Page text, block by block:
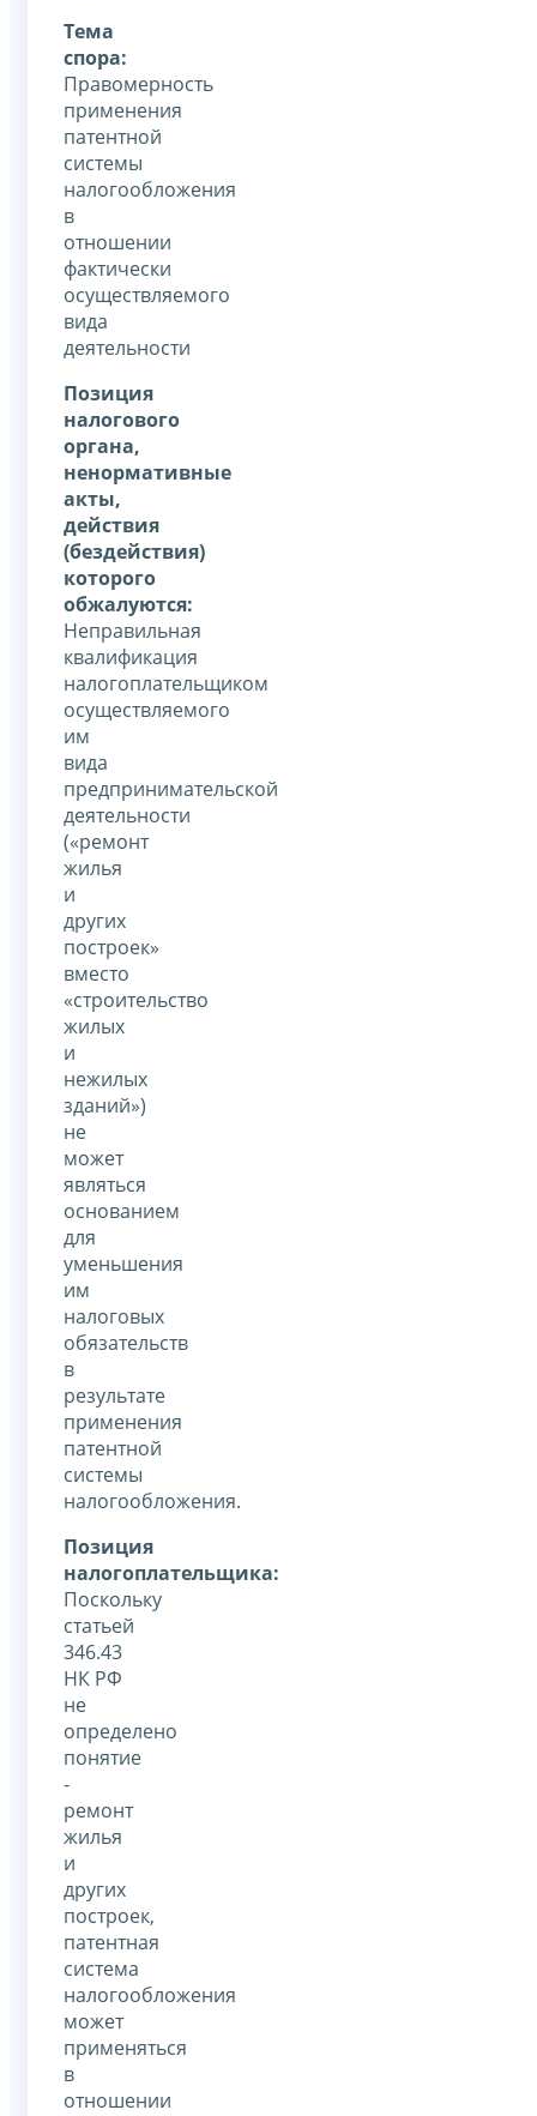
Тема
спора:
Правомерность
применения
патентной
системы
налогообложения
в
отношении
фактически
осуществляемого
вида
деятельности
Позиция
налогового
органа,
ненормативные
акты,
действия
(бездействия)
которого
обжалуются:
Неправильная
квалификация
налогоплательщиком
осуществляемого
им
вида
предпринимательской
деятельности
(«ремонт
жилья
и
других
построек»
вместо
«строительство
жилых
и
нежилых
зданий»)
не
может
являться
основанием
для
уменьшения
им
налоговых
обязательств
в
результате
применения
патентной
системы
налогообложения.
Позиция
налогоплательщика:
Поскольку
статьей
346.43
НК РФ
не
определено
понятие
-
ремонт
жилья
и
других
построек,
патентная
система
налогообложения
может
применяться
в
отношении